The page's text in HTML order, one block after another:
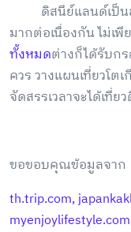
ดิสนีย์แลนด์เป็นส
มากต่อเนื่องกัน ไม่เพี
ทั้งหมดต่างก็ได้รับก
ควร วางแผนเที่ยวโต
จัดสรรเวลาจะได้เที่
ขอขอบคุณข้อมูลจาก
th.trip.com,